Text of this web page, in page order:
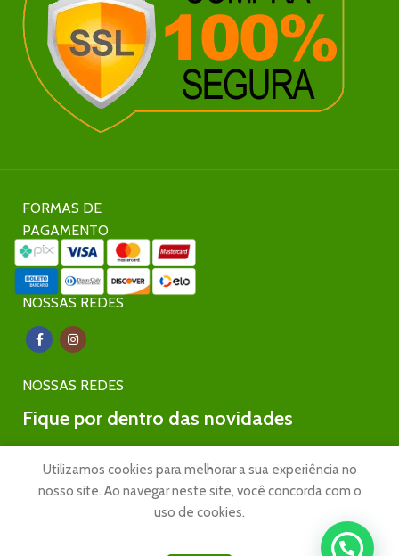
FORMAS DE
PAGAMENTO
NOSSAS REDES
NOSSAS REDES
Fique por dentro das novidades
Inscreva-se para receber nossas promoções e novidades
2025 TODOS OS DIREITOS RESERVADOS
Utilizamos cookies para melhorar a sua experiência no
nosso site. Ao navegar neste site, você concorda com o
uso de cookies.